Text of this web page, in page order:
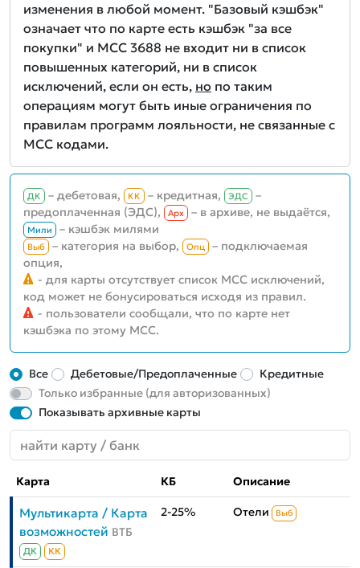
изменения в любой момент. "Базовый кэшбэк"
означает что по карте есть кэшбэк "за все
покупки" и MCC 3688 не входит ни в список
повышенных категорий, ни в список
исключений, если он есть, но по таким
операциям могут быть иные ограничения по
правилам программ лояльности, не связанные с
MCC кодами.
ДК – дебетовая, КК – кредитная, ЭДС
–
предоплаченная (ЭДС),
Aрх – в архиве, не выдаётся,
Мили – кэшбэк милями
Выб – категория на выбор, Опц
– подключаемая
опция,
- для карты отсутствует список MCC исключений,
код может не бонусироваться исходя из правил.
- пользователи сообщали, что по карте нет
кэшбэка по этому MCC.
Все Дебетовые/Предоплаченные
Кредитные
Только избранные (для авторизованных)
Показывать архивные карты
Карта КБ Описание
Мультикарта / Карта
возможностей ВТБ
ДК КК
2-25% Отели Выб